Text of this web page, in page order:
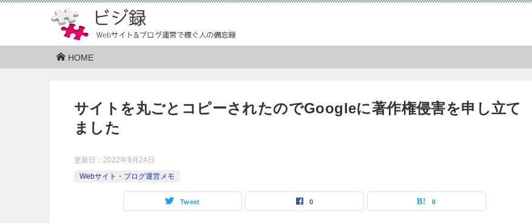
HOME
サイトを丸ごとコピーされたのでGoogleに著作権侵害を申し立て
ました
更新日： 2022年9月24日
Webサイト・ブログ運営メモ
Tweet 0 0